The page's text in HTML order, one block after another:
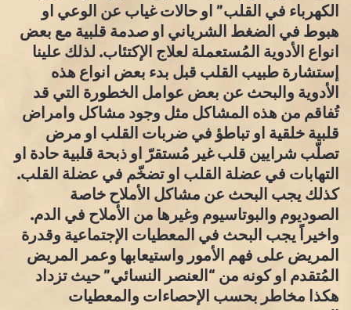
الكهرباء في القلب” او حالات غياب عن الوعي او
هبوط في الضغط الشرياني او صدمة قلبية مع بعض
انواع الأدوية المُستعملة لعلاج الإكتئاب. لذلك علينا
إستشارة طبيب القلب قبل بدء بعض انواع هذه
الأدوية والبحث عن بعض عوامل الخطورة التي قد
تُفاقم من هذه المشاكل مثل وجود مشاكل وامراض
قلبية خلقية او تباطؤ في ضربات القلب او مرض
تصلّب شرايين قلب غير مُستقرّ او ذبحة قلبية حادة او
التهابات في عضلة القلب او تضخّم في عضلة القلب.
كذلك يجب البحث عن مشاكل الأملاح خاصة
الصوديوم والبوتاسيوم وغيرها من الأملاح في الدم.
واخيراً يجب البحث في المعطيات الإجتماعية وقدرة
المريض على فهم الأمور واستيعابها وعمر المريض
المُتقدم او كونه من “العنصر النسائي” حيث تزداد
هكذا مخاطر بحسب الإحصاءات والمعطيات